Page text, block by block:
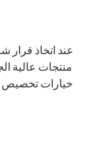
عند اتخاذ قرار
منتجات عالية
خيارات تخصيص